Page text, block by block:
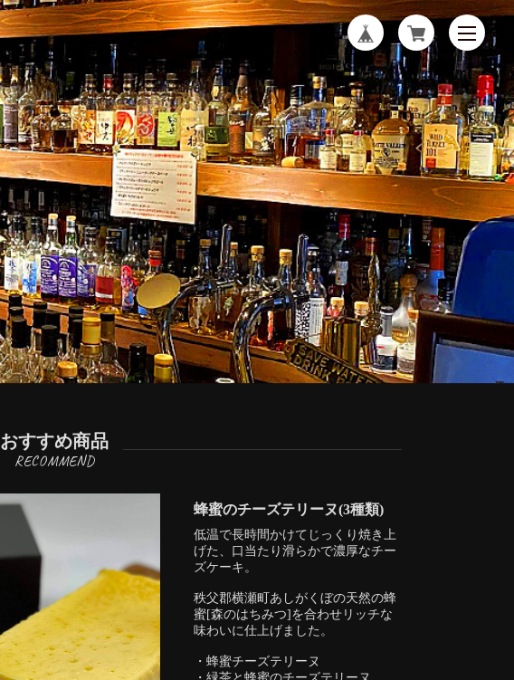
おすすめ商品
蜂蜜のチーズテリーヌ(3種類)
低温で長時間かけてじっくり焼き上
げた、口当たり滑らかで濃厚なチー
ズケーキ。
秩父郡横瀬町あしがくぼの天然の蜂
蜜[森のはちみつ]を合わせリッチな
味わいに仕上げました。
・蜂蜜チーズテリーヌ